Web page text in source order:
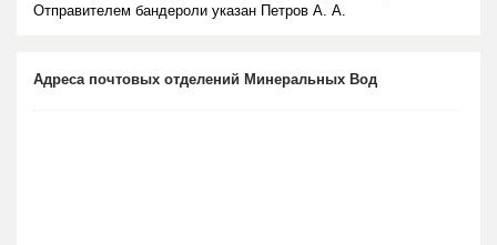
Отправителем бандероли указан Петров А. А.
Адреса почтовых отделений Минеральных Вод